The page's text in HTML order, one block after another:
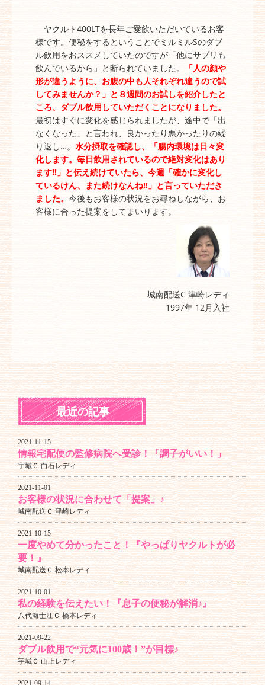
ヤクルト400LTを長年ご愛飲いただいているお客
様です。便秘をするということでミルミルSのダブ
ル飲用をおススメしていたのですが「他にサプリも
飲んでいるから」と断られていました。
「人の顔や
形が違うように、お腹の中も人それぞれ違うので試
してみませんか？」と８週間のお試しを紹介したと
ころ、ダブル飲用していただくことになりました。
最初はすぐに変化を感じられましたが、途中で「出
なくなった」と言われ、良かったり悪かったりの繰
り返し…。 水分摂取を確認し、「腸内環境は日々変
化します。毎日飲用されているので絶対変化はあり
ます‼」と伝え続けていたら、今週「確かに変化し
ているけん、また続けなんね‼」と言っていただき
ました。 今後もお客様の状況をお尋ねしながら、お
客様に合った提案をしてまいります。
城南配送C 津崎レディ
1997年 12月入社
最近の記事
2021-11-15
情報宅配便の監修病院へ受診！「調子がいい！」
宇城Ｃ 白石レディ
2021-11-01
お客様の状況に合わせて「提案」♪
城南配送Ｃ 津崎レディ
2021-10-15
一度やめて分かったこと！『やっぱりヤクルトが必
要！』
城南配送Ｃ 松本レディ
2021-10-01
私の経験を伝えたい！『息子の便秘が解消♪』
八代海士江Ｃ 橋本レディ
2021-09-22
ダブル飲用で“元気に100歳！”が目標♪
宇城Ｃ 山上レディ
2021-09-14